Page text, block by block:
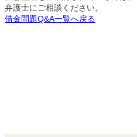
弁護士にご相談ください。
借金問題Q&A一覧へ戻る